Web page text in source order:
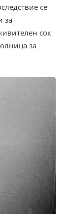
се
за
сок
за